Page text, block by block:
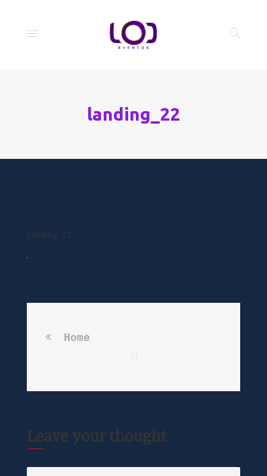
landing_22
landing_22
Home
Leave your thought